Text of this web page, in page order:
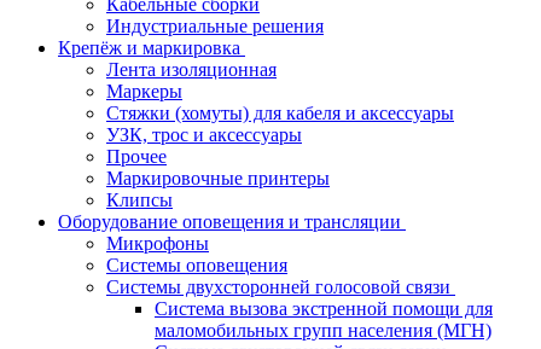
Кабельные сборки
Индустриальные решения
Крепёж и маркировка
Лента изоляционная
Маркеры
Стяжки (хомуты) для кабеля и аксессуары
УЗК, трос и аксессуары
Прочее
Маркировочные принтеры
Клипсы
Оборудование оповещения и трансляции
Микрофоны
Системы оповещения
Системы двухсторонней голосовой связи
Система вызова экстренной помощи для
маломобильных групп населения (МГН)